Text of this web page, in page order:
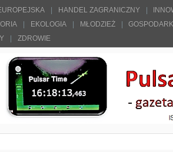
HANDEL ZAGRANICZNY
EKOLOGIA MŁODZIEŻ
ZDROWIE